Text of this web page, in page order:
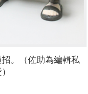
。（佐助為編輯私